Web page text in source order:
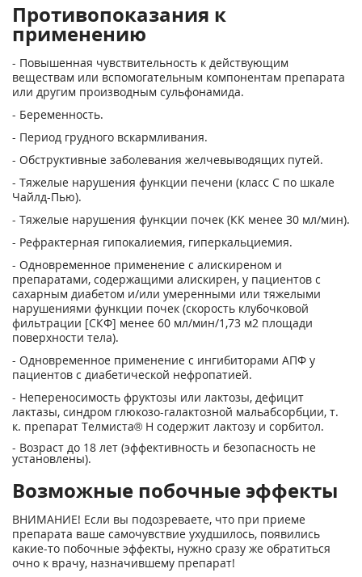
Противопоказания к
применению
- Повышенная чувствительность к действующим
веществам или вспомогательным компонентам препарата
или другим производным сульфонамида.
- Беременность.
- Период грудного вскармливания.
- Обструктивные заболевания желчевыводящих путей.
- Тяжелые нарушения функции печени (класс С по шкале
Чайлд-Пью).
- Тяжелые нарушения функции почек (КК менее 30 мл/мин).
- Рефрактерная гипокалиемия, гиперкальциемия.
- Одновременное применение с алискиреном и
препаратами, содержащими алискирен, у пациентов с
сахарным диабетом и/или умеренными или тяжелыми
нарушениями функции почек (скорость клубочковой
фильтрации [СКФ] менее 60 мл/мин/1,73 м2 площади
поверхности тела).
- Одновременное применение с ингибиторами АПФ у
пациентов с диабетической нефропатией.
- Непереносимость фруктозы или лактозы, дефицит
лактазы, синдром глюкозо-галактозной мальабсорбции, т.
к. препарат Телмиста® Н содержит лактозу и сорбитол.
- Возраст до 18 лет (эффективность и безопасность не
установлены).
Возможные побочные эффекты
ВНИМАНИЕ! Если вы подозреваете, что при приеме
препарата ваше самочувствие ухудшилось, появились
какие-то побочные эффекты, нужно сразу же обратиться
очно к врачу, назначившему препарат!